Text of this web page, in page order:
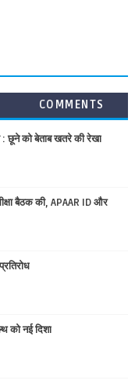
COMMENTS
: छूने को बेताब खतरे की रेखा
बैठक की, APAAR ID और
को नई दिशा